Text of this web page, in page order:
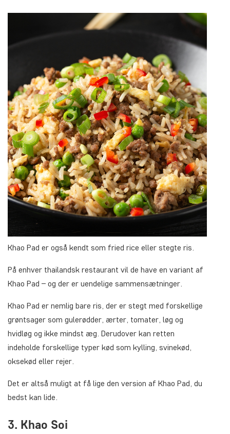
Khao Pad er også kendt som fried rice eller stegte ris.
På enhver thailandsk restaurant vil de have en variant af
Khao Pad – og der er uendelige sammensætninger.
Khao Pad er nemlig bare ris, der er stegt med forskellige
grøntsager som gulerødder, ærter, tomater, løg og
hvidløg og ikke mindst æg. Derudover kan retten
indeholde forskellige typer kød som kylling, svinekød,
oksekød eller rejer.
Det er altså muligt at få lige den version af Khao Pad, du
bedst kan lide.
3. Khao Soi